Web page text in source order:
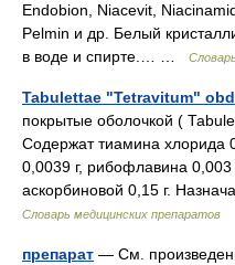
Endobion, Niacevit,
Pelmin и др. Белый
в воде и спирте.… …
Tabulettae "Tetravitum"
покрытые оболочкой (
Содержат тиамина хлорида
0,0039 г, рибофлавина 0,003
аскорбиновой 0,15 г.
Словарь медицинских препаратов
препарат — См.